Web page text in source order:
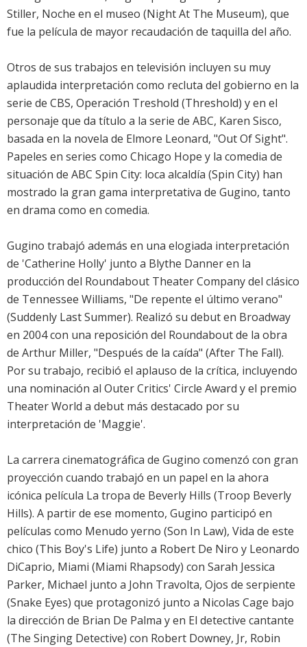
Stiller, Noche en el museo (Night At The Museum), que
fue la película de mayor recaudación de taquilla del año.
Otros de sus trabajos en televisión incluyen su muy
aplaudida interpretación como recluta del gobierno en la
serie de CBS, Operación Treshold (Threshold) y en el
personaje que da título a la serie de ABC, Karen Sisco,
basada en la novela de Elmore Leonard, "Out Of Sight".
Papeles en series como Chicago Hope y la comedia de
situación de ABC Spin City: loca alcaldía (Spin City) han
mostrado la gran gama interpretativa de Gugino, tanto
en drama como en comedia.
Gugino trabajó además en una elogiada interpretación
de 'Catherine Holly' junto a Blythe Danner en la
producción del Roundabout Theater Company del clásico
de Tennessee Williams, "De repente el último verano"
(Suddenly Last Summer). Realizó su debut en Broadway
en 2004 con una reposición del Roundabout de la obra
de Arthur Miller, "Después de la caída" (After The Fall).
Por su trabajo, recibió el aplauso de la crítica, incluyendo
una nominación al Outer Critics' Circle Award y el premio
Theater World a debut más destacado por su
interpretación de 'Maggie'.
La carrera cinematográfica de Gugino comenzó con gran
proyección cuando trabajó en un papel en la ahora
icónica película La tropa de Beverly Hills (Troop Beverly
Hills). A partir de ese momento, Gugino participó en
películas como Menudo yerno (Son In Law), Vida de este
chico (This Boy's Life) junto a Robert De Niro y Leonardo
DiCaprio, Miami (Miami Rhapsody) con Sarah Jessica
Parker, Michael junto a John Travolta, Ojos de serpiente
(Snake Eyes) que protagonizó junto a Nicolas Cage bajo
la dirección de Brian De Palma y en El detective cantante
(The Singing Detective) con Robert Downey, Jr, Robin